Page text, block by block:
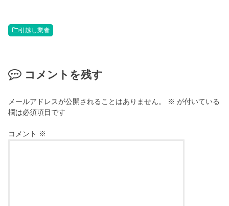
引越し業者
コメントを残す
メールアドレスが公開されることはありません。 ※ が付いている
欄は必須項目です
コメント ※